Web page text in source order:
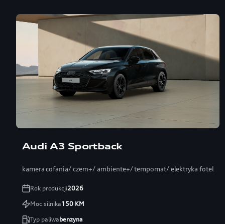
Audi A3 Sportback
kamera cofania/ czern+/ ambiente+/ tempomat/ elektryka fotel
Rok produkcji2026
Moc silnika150KM
Typ paliwabenzyna